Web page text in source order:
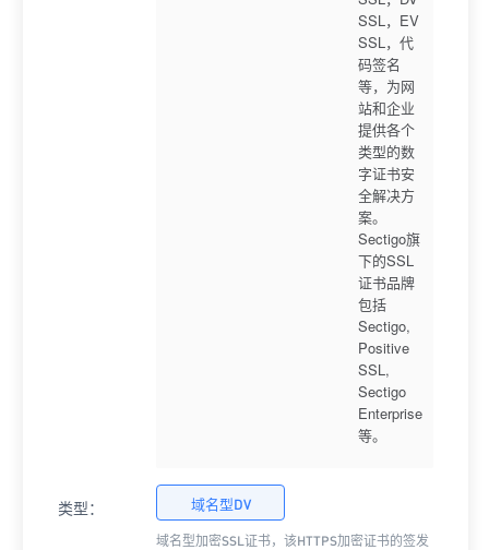
SSL，EV
SSL，代
码签名
等，为网
站和企业
提供各个
类型的数
字证书安
全解决方
案。
Sectigo旗
下的SSL
证书品牌
包括
Sectigo,
Positive
SSL,
Sectigo
Enterprise
等。
类型： 域名型DV
域名型加密SSL证书，该HTTPS加密证书的签发